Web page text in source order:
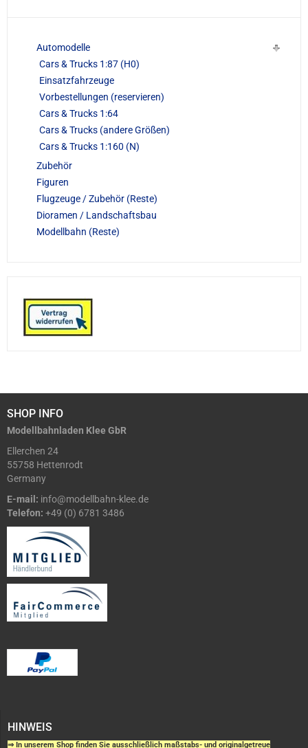
Automodelle
Cars & Trucks 1:87 (H0)
Einsatzfahrzeuge
Vorbestellungen (reservieren)
Cars & Trucks 1:64
Cars & Trucks (andere Größen)
Cars & Trucks 1:160 (N)
Zubehör
Figuren
Flugzeuge / Zubehör (Reste)
Dioramen / Landschaftsbau
Modellbahn (Reste)
SHOP INFO
Modellbahnladen Klee GbR
Ellerchen 24
55758 Hettenrodt
Germany
E-mail: info@modellbahn-klee.de
Telefon: +49 (0) 6781 3486
HINWEIS
⇒ In unserem Shop finden Sie ausschließlich maßstabs- und originalgetreue